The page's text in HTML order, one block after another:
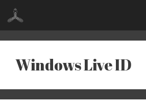
Saltar
contenido
Windows Live ID